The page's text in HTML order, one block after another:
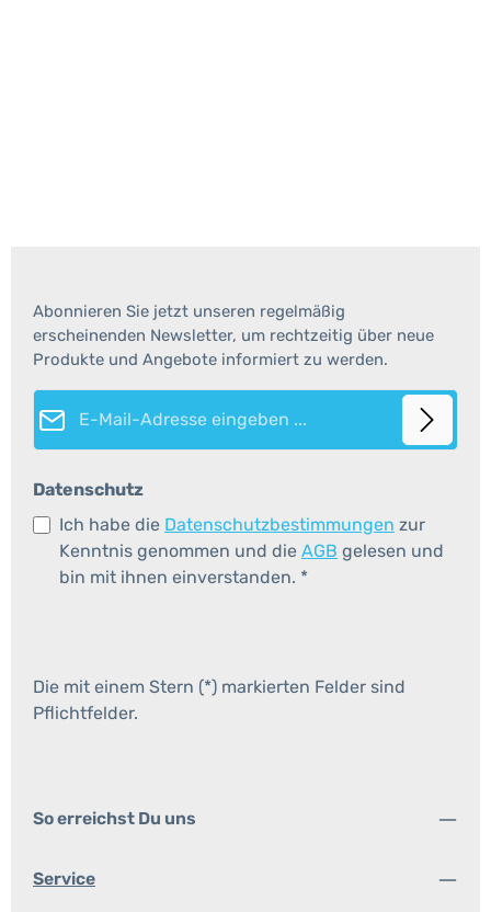
Abonnieren Sie jetzt unseren regelmäßig
erscheinenden Newsletter, um rechtzeitig über neue
Produkte und Angebote informiert zu werden.
E-Mail-Adresse*
Datenschutz
Ich habe die Datenschutzbestimmungen zur
Kenntnis genommen und die AGB gelesen und
bin mit ihnen einverstanden. *
Die mit einem Stern (*) markierten Felder sind
Pflichtfelder.
So erreichst Du uns
Service